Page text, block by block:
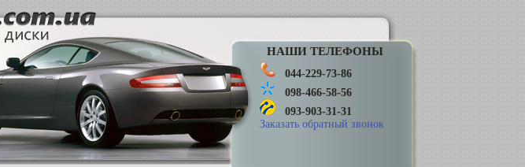
НАШИ ТЕЛЕФОНЫ
044-229-73-86
098-466-58-56
093-903-31-31
Заказать обратный звонок